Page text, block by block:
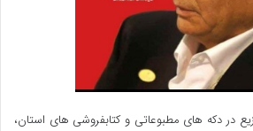
در دکه های مطبوعاتی و کتابفروشی های استان،